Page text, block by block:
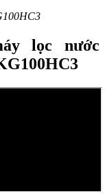
lọc nước